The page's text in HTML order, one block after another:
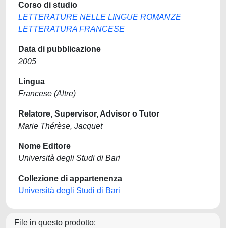
Corso di studio
LETTERATURE NELLE LINGUE ROMANZE
LETTERATURA FRANCESE
Data di pubblicazione
2005
Lingua
Francese (Altre)
Relatore, Supervisor, Advisor o Tutor
Marie Thérèse, Jacquet
Nome Editore
Università degli Studi di Bari
Collezione di appartenenza
Università degli Studi di Bari
File in questo prodotto: